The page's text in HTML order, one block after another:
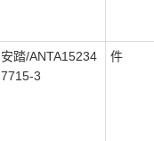
安踏/ANTA15234
7715-3
件